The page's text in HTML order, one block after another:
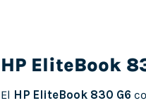
HP EliteBook
El HP EliteBook 830 G6